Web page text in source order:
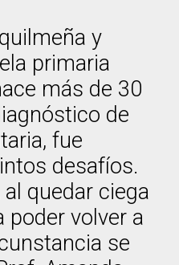
y
primaria
más de 30
de
fue
desafíos.
quedar ciega
poder volver a
se